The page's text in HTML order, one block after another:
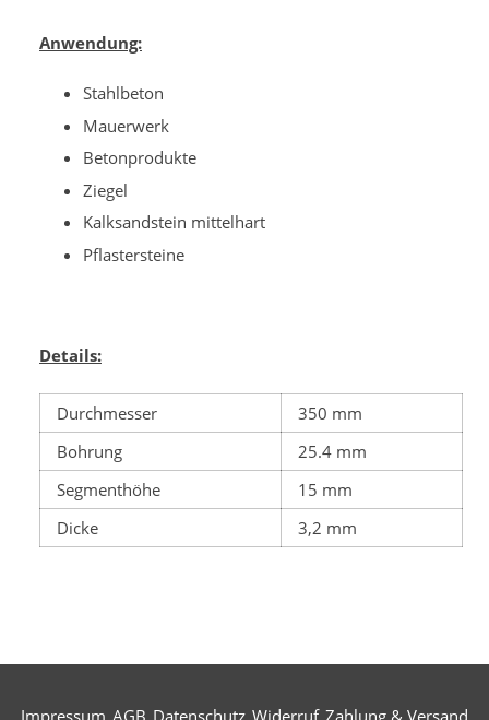
Anwendung:
Stahlbeton
Mauerwerk
Betonprodukte
Ziegel
Kalksandstein mittelhart
Pflastersteine
Details:
Durchmesser
350 mm
Bohrung
25.4 mm
Segmenthöhe
15 mm
Dicke
3,2 mm
Impressum AGB Datenschutz Widerruf Zahlung & Versand